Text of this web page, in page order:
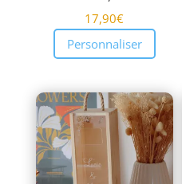
17,90€
Personnaliser